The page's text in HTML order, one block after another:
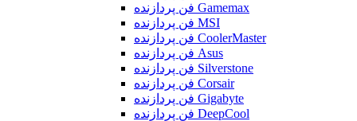
فن پردازنده Gamemax
فن پردازنده MSI
فن پردازنده CoolerMaster
فن پردازنده Asus
فن پردازنده Silverstone
فن پردازنده Corsair
فن پردازنده Gigabyte
فن پردازنده DeepCool